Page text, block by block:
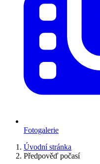
Fotogalerie
Úvodní stránka
Předpověď počasí